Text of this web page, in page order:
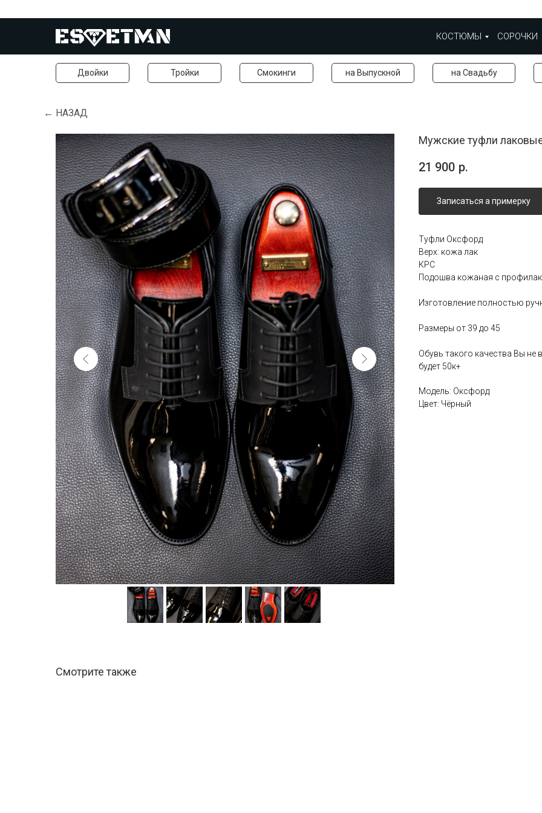
КОСТЮМЫ СОРОЧКИ
Двойки Тройки Смокинги на Выпускной на Свадьбу
← НАЗАД
Мужские туфли
21 900 р.
Записаться а примерку
Туфли Оксфорд
Верх: кожа лак
КРС
Подошва кожаная с
Изготовление полностью
Размеры от 39 до 45
Обувь такого качества Вы не
будет 50к+
Модель: Оксфорд
Цвет: Чёрный
Смотрите также